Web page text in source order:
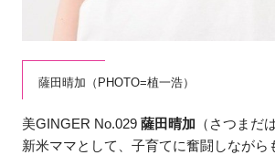
薩田晴加（PHOTO=植一浩）
美GINGER No.029薩田晴加 （さつまだ
新米ママとして、子育てに奮闘しながら